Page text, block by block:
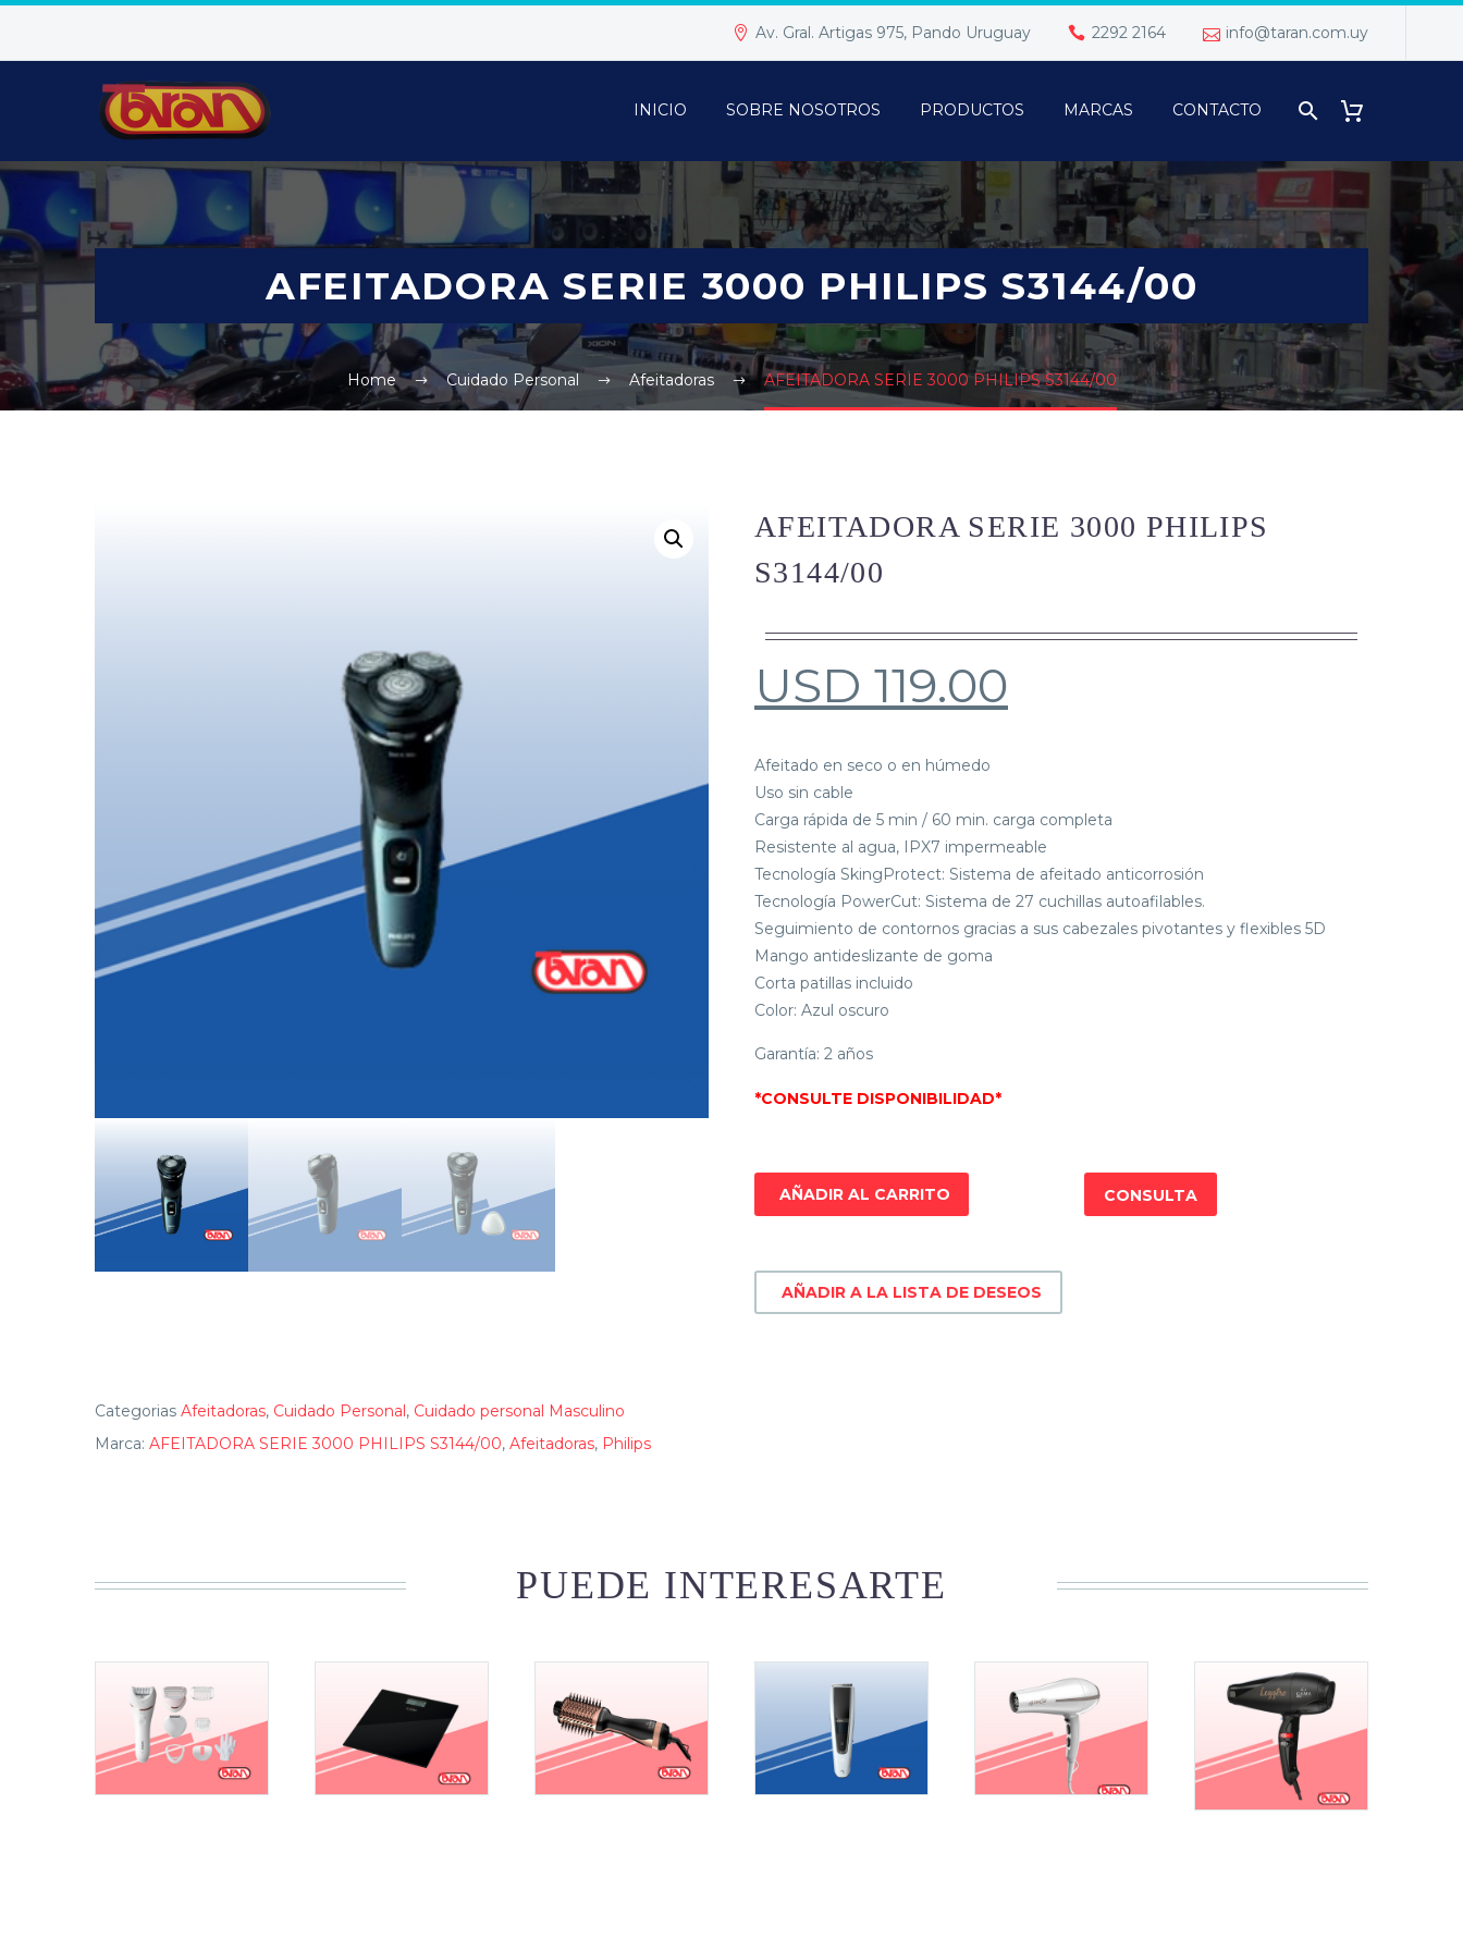
Av. Gral. Artigas 975, Pando Uruguay 2292 2164 info@taran.com.uy
INICIO SOBRE NOSOTROS PRODUCTOS MARCAS CONTACTO
AFEITADORA SERIE 3000 PHILIPS S3144/00
Home Cuidado Personal Afeitadoras AFEITADORA SERIE 3000 PHILIPS S3144/00
AFEITADORA SERIE 3000 PHILIPS
S3144/00
USD 119.00
Afeitado en seco o en húmedo
Uso sin cable
Carga rápida de 5 min / 60 min. carga completa
Resistente al agua, IPX7 impermeable
Tecnología SkingProtect: Sistema de afeitado anticorrosión
Tecnología PowerCut: Sistema de 27 cuchillas autoafilables.
Seguimiento de contornos gracias a sus cabezales pivotantes y flexibles 5D
Mango antideslizante de goma
Corta patillas incluido
Color: Azul oscuro
Garantía: 2 años
*CONSULTE DISPONIBILIDAD*
AÑADIR AL CARRITO
AÑADIR A LA LISTA DE DESEOS
CONSULTA
Categorias Afeitadoras, Cuidado Personal, Cuidado personal Masculino
Marca: AFEITADORA SERIE 3000 PHILIPS S3144/00, Afeitadoras, Philips
PUEDE INTERESARTE